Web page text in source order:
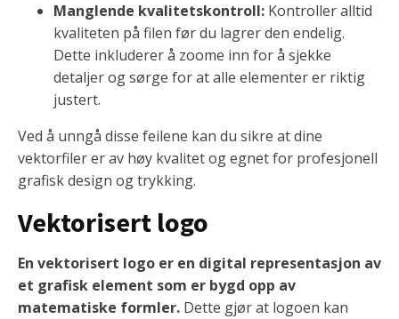
Manglende kvalitetskontroll: Kontroller alltid
kvaliteten på filen før du lagrer den endelig.
Dette inkluderer å zoome inn for å sjekke
detaljer og sørge for at alle elementer er riktig
justert.
Ved å unngå disse feilene kan du sikre at dine
vektorfiler er av høy kvalitet og egnet for profesjonell
grafisk design og trykking.
Vektorisert logo
En vektorisert logo er en digital representasjon av
et grafisk element som er bygd opp av
matematiske formler. Dette gjør at logoen kan